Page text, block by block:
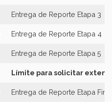
Entrega de Reporte Etapa 3
Entrega de Reporte Etapa 4
Entrega de Reporte Etapa 5
Límite para solicitar
Entrega de Reporte Etapa Final